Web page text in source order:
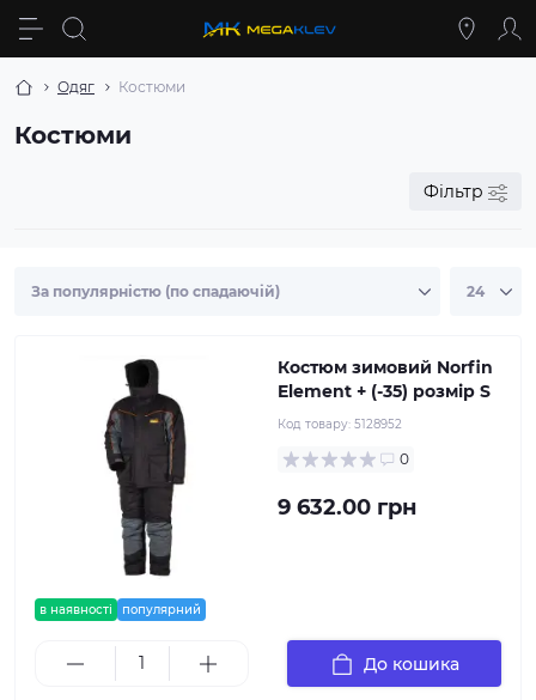
Одяг Костюми
Костюми
Фільтр
в наявності популярний
Костюм зимовий Norfin
Element + (-35) розмір S
Код товару: 5128952
0
9 632.00 грн
До кошика